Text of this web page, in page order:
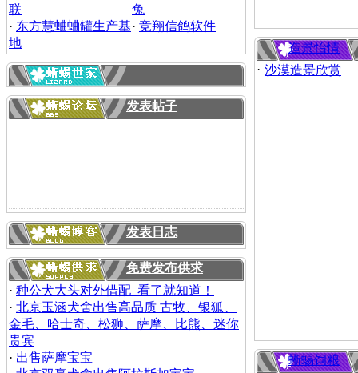
联
兔
· 东方慧蛐蛐罐生产基
地
· 竞翔信鸽软件
发表帖子
发表日志
免费发布供求
· 种公犬大头对外借配 看了就知道！
· 北京玉涵犬舍出售高品质 古牧、银狐、
金毛、哈士奇、松狮、萨摩、比熊、迷你
贵宾
· 出售萨摩宝宝
造景怡情
· 沙漠造景欣赏
蜥蜴饲粮